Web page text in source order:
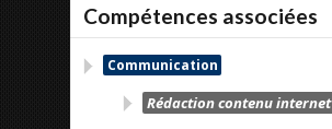
Compétences associées
Communication
Rédaction contenu internet